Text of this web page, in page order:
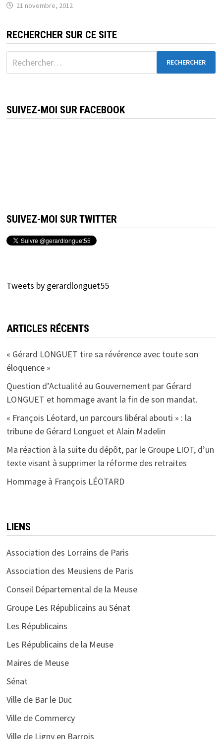
21 novembre, 2012
RECHERCHER SUR CE SITE
Rechercher :
SUIVEZ-MOI SUR FACEBOOK
SUIVEZ-MOI SUR TWITTER
Tweets by gerardlonguet55
ARTICLES RÉCENTS
« Gérard LONGUET tire sa révérence avec toute son
éloquence »
Question d’Actualité au Gouvernement par Gérard
LONGUET et hommage avant la fin de son mandat.
« François Léotard, un parcours libéral abouti » : la
tribune de Gérard Longuet et Alain Madelin
Ma réaction à la suite du dépôt, par le Groupe LIOT, d’un
texte visant à supprimer la réforme des retraites
Hommage à François LÉOTARD
LIENS
Association des Lorrains de Paris
Association des Meusiens de Paris
Conseil Départemental de la Meuse
Groupe Les Républicains au Sénat
Les Républicains
Les Républicains de la Meuse
Maires de Meuse
Sénat
Ville de Bar le Duc
Ville de Commercy
Ville de Ligny en Barrois